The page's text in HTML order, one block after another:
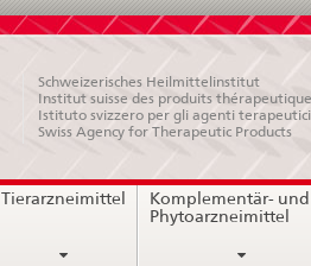
Schweizerisches Heilmittelinstitut
Institut suisse des produits
Istituto svizzero per gli agenti terapeutici
Swiss Agency for Therapeutic Products
Tierarzneimittel
Komplementär- und
Phytoarzneimittel